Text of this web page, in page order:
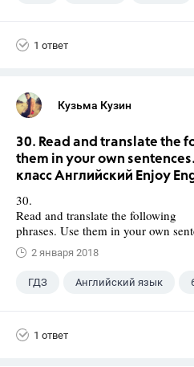
1 ответ
Кузьма Кузин
30. Read and translate the
them in your own
класс Английский Enjoy
30.
Read and translate the following
phrases. Use them in your own
2 января 2018
ГДЗ Английский язык
1 ответ